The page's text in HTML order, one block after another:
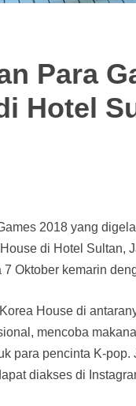
Para
Hotel
2018 yang
di Hotel Sultan,
Oktober kemarin
House di
mencoba
para pencinta K-
diakses di